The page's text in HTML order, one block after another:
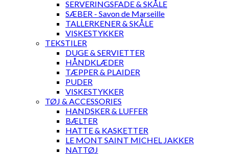
SERVERINGSFADE & SKÅLE
SÆBER - Savon de Marseille
TALLERKENER & SKÅLE
VISKESTYKKER
TEKSTILER
DUGE & SERVIETTER
HÅNDKLÆDER
TÆPPER & PLAIDER
PUDER
VISKESTYKKER
TØJ & ACCESSORIES
HANDSKER & LUFFER
BÆLTER
HATTE & KASKETTER
LE MONT SAINT MICHEL JAKKER
NATTØJ